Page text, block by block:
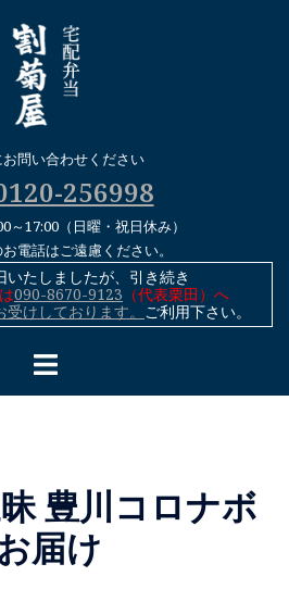
問い合わせください
256998
～17:00（日曜・祝日休み）
電話はご遠慮ください。
いたしましたが、引き続き
090-8670-9123 （代表栗田）へ
けしております。 ご利用下さい。
豊川コロナボ
届け